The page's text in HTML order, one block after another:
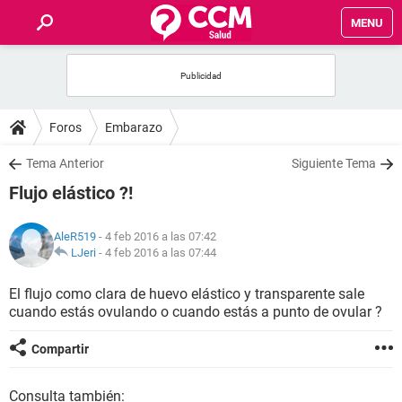
MENU
FOROS
SALUD
FAMILIA
NUTRICIÓN
BIENESTAR
SEXUALIDAD
GLOSARIO
Foros Embarazo
Tema Anterior Siguiente Tema
Flujo elástico ?!
AleR519 - 4 feb 2016 a las 07:42
LJeri - 4 feb 2016 a las 07:44
El flujo como clara de huevo elástico y transparente sale
cuando estás ovulando o cuando estás a punto de ovular ?
Compartir
Consulta también: